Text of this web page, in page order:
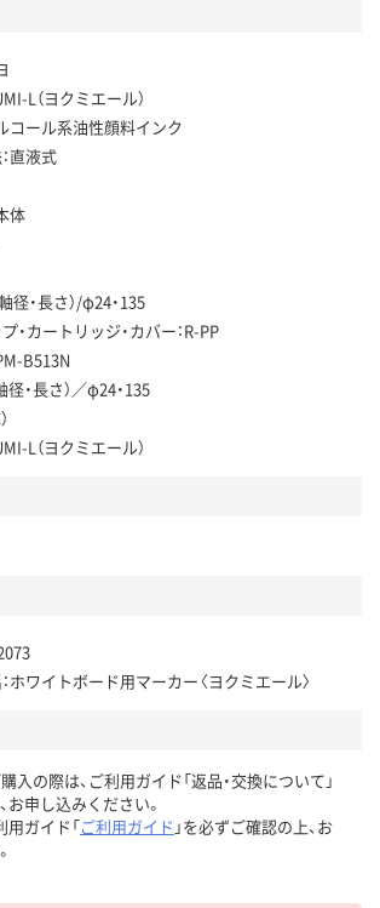
L（ヨクミエール）
コール系油性顔料インク
直液式
体
径・長さ）/φ24・135
・カートリッジ・カバー：R-PP
B513N
径・長さ）／φ24・135
L（ヨクミエール）
ホワイトボード用マーカー〈ヨクミエール〉
入の際は、ご利用ガイド「返品・交換について」
お申し込みください。
用ガイド「ご利用ガイド 」を必ずご確認の上、お